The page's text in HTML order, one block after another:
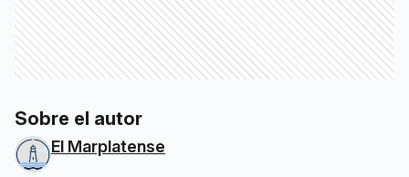
Sobre el autor
El Marplatense